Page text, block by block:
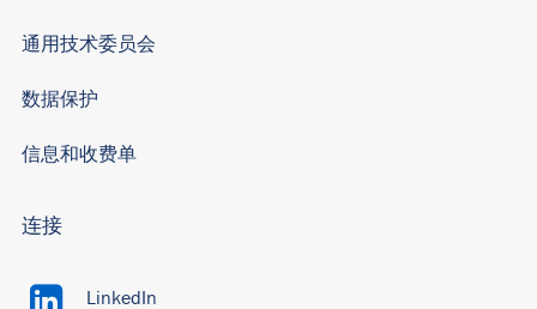
通用技术委员会
数据保护
信息和收费单
连接
LinkedIn